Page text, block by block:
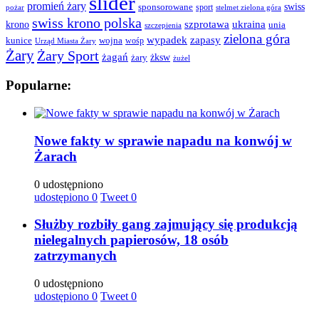
pożar promień żary sponsorowane sport stelmet zielona góra swiss
krono swiss krono polska szczepienia szprotawa ukraina unia
kunice Urząd Miasta Żary wojna wośp wypadek zapasy zielona góra
Żary Żary Sport żagań żary żksw żużel
Popularne:
Nowe fakty w sprawie napadu na konwój w
Żarach
0 udostępniono
udostępiono 0 Tweet 0
Służby rozbiły gang zajmujący się produkcją
nielegalnych papierosów, 18 osób
zatrzymanych
0 udostępniono
udostępiono 0 Tweet 0